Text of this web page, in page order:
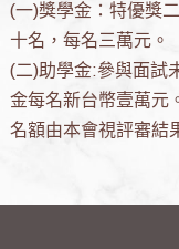
(一)獎學金：特優獎
十名，每名三萬元。
(二)助學金:參與面試
金每名新台幣壹萬元
名額由本會視評審結